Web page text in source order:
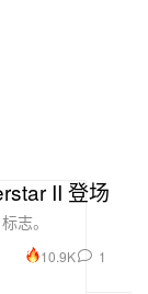
II 登场
志。
10.9K 1